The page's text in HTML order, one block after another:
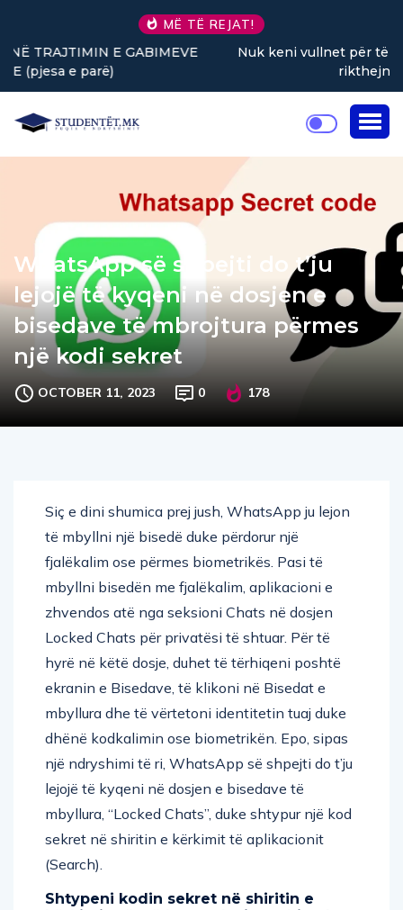
MË TË REJAT!
Nuk keni vullnet për të punuar? Tre truke të vogla
WhatsApp së shpejti do t’ju
lejojë të kyqeni në dosjen e
bisedave të mbrojtura përmes
një kodi sekret
OCTOBER 11, 2023 0 178
Siç e dini shumica prej jush, WhatsApp ju lejon
të mbyllni një bisedë duke përdorur një
fjalëkalim ose përmes biometrikës. Pasi të
mbyllni bisedën me fjalëkalim, aplikacioni e
zhvendos atë nga seksioni Chats në dosjen
Locked Chats për privatësi të shtuar. Për të
hyrë në këtë dosje, duhet të tërhiqeni poshtë
ekranin e Bisedave, të klikoni në Bisedat e
mbyllura dhe të vërtetoni identitetin tuaj duke
dhënë kodkalimin ose biometrikën. Epo, sipas
një ndryshimi të ri, WhatsApp së shpejti do t’ju
lejojë të kyqeni në dosjen e bisedave të
mbyllura, “Locked Chats”, duke shtypur një kod
sekret në shiritin e kërkimit të aplikacionit
(Search).
Shtypeni kodin sekret në shiritin e